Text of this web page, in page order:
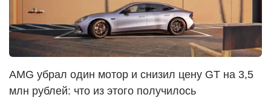
AMG убрал один мотор и снизил цену GT на 3,5
млн рублей: что из этого получилось